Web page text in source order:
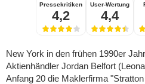
Pressekritiken
4,2
User-Wertung
4,4
New York in den frühen 1990er
Aktienhändler Jordan Belfort
Anfang 20 die Maklerfirma